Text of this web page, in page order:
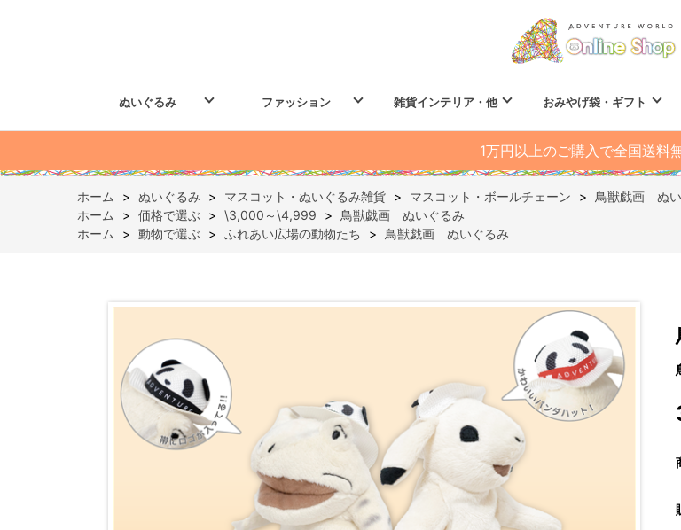
ぬいぐるみ ファッション 雑貨インテリア・他 おみやげ袋・ギフト
1万円以上のご購入で全国送料
ホーム > ぬいぐるみ > マスコット・ぬいぐるみ雑貨 > マスコット・ボールチェーン >
鳥獣戯画 ぬ
ホーム
> 価格で選ぶ > \3,000～\4,999 >
鳥獣戯画 ぬいぐるみ
ホーム
> 動物で選ぶ > ふれあい広場の動物たち > 鳥獣戯画 ぬいぐるみ